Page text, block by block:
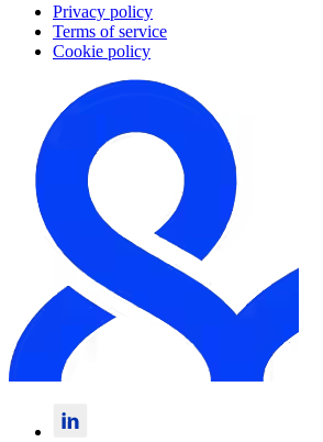
Privacy policy
Terms of service
Cookie policy